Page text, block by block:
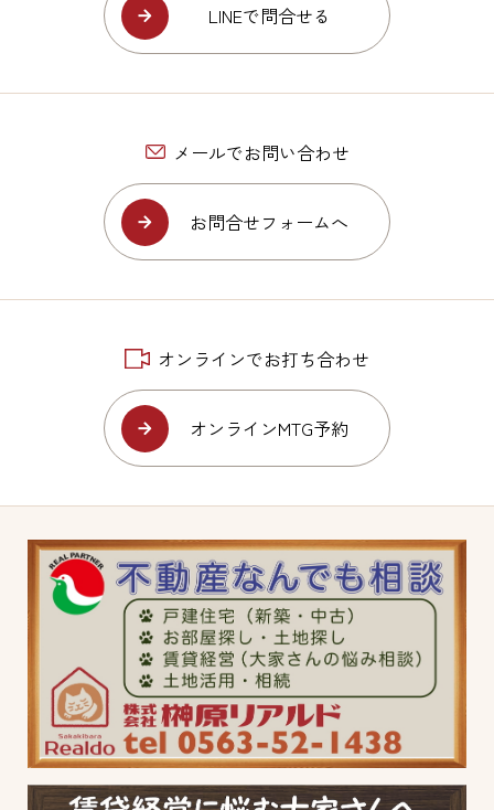
LINEで問合せる
メールでお問い合わせ
お問合せフォームへ
オンラインでお打ち合わせ
オンラインMTG予約